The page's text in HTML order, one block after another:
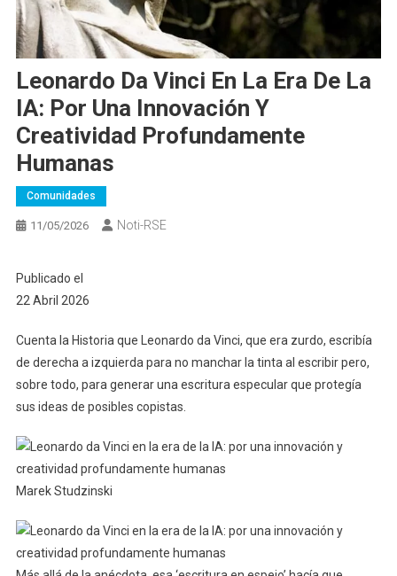
Leonardo Da Vinci En La Era De La
IA: Por Una Innovación Y
Creatividad Profundamente
Humanas
Comunidades
11/05/2026 Noti-RSE
Publicado el
22 Abril 2026
Cuenta la Historia que Leonardo da Vinci, que era zurdo, escribía
de derecha a izquierda para no manchar la tinta al escribir pero,
sobre todo, para generar una escritura especular que protegía
sus ideas de posibles copistas.
Marek Studzinski